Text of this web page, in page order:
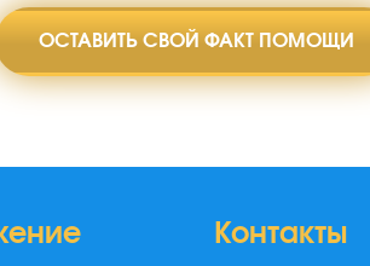
ОСТАВИТЬ СВОЙ ФАКТ ПОМОЩИ
Контакты